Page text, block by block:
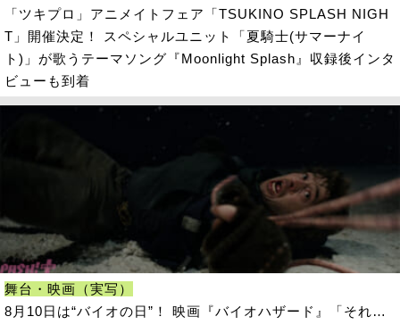
「ツキプロ」アニメイトフェア「TSUKINO SPLASH NIGH
T」開催決定！ スペシャルユニット「夏騎士(サマーナイ
ト)」が歌うテーマソング『Moonlight Splash』収録後インタ
ビューも到着
舞台・映画（実写）
8月10日は“バイオの日”！ 映画『バイオハザード』「それ…